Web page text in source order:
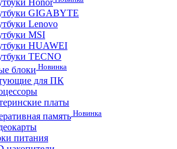
Honor
GIGABYTE
Lenovo
MSI
HUAWEI
TECNO
блоки Новинка
для ПК
платы
память Новинка
питания